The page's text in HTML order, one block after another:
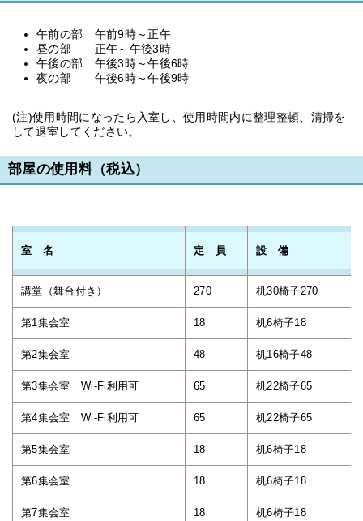
午前の部 午前9時～正午
昼の部 正午～午後3時
午後の部 午後3時～午後6時
夜の部 午後6時～午後9時
(注)使用時間になったら入室し、使用時間内に整理整頓、清掃を
して退室してください。
部屋の使用料（税込）
室 名 定 員 設 備
講堂（舞台付き） 270 机30椅子270
第1集会室 18 机6椅子18
第2集会室 48 机16椅子48
第3集会室 Wi-Fi利用可 65 机22椅子65
第4集会室 Wi-Fi利用可 65 机22椅子65
第5集会室 18 机6椅子18
第6集会室 18 机6椅子18
第7集会室 18 机6椅子18